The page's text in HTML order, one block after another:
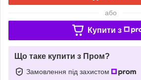
або
Купити з
Що таке купити з Пром?
Замовлення під захистом